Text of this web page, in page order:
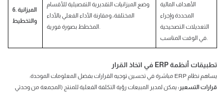
6. الميزانية
وضع الميزانيات التقديرية التفصيلية للأقسام
المختلفة، ومقارنة الأداء الفعلي بالأداء
الأهداف المالية
المحددة وإجراء
التعديلات التصحيحية
تطبيقات أنظمة ERP في اتخاذ القرار
يساهم نظام ERP مباشرة في تحسين توجيه القرارات بفضل المعلومات الموحدة:
قرارات التسعير: يمكن لمدير المبيعات رؤية التكلفة الفعلية للمنتج (المجمعة من وحدتي